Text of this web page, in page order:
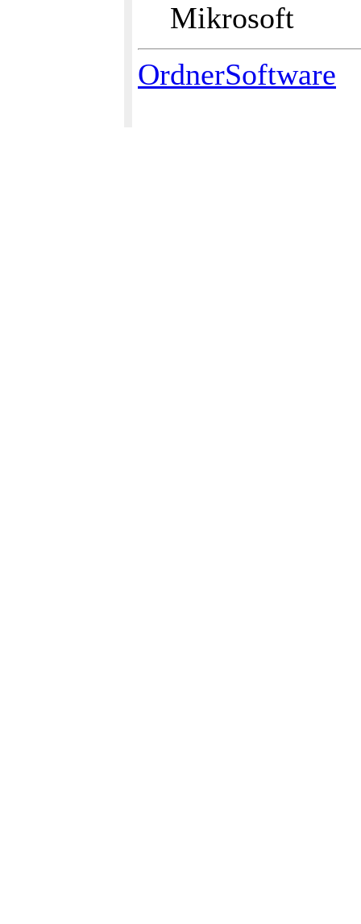
Mikrosoft
OrdnerSoftware